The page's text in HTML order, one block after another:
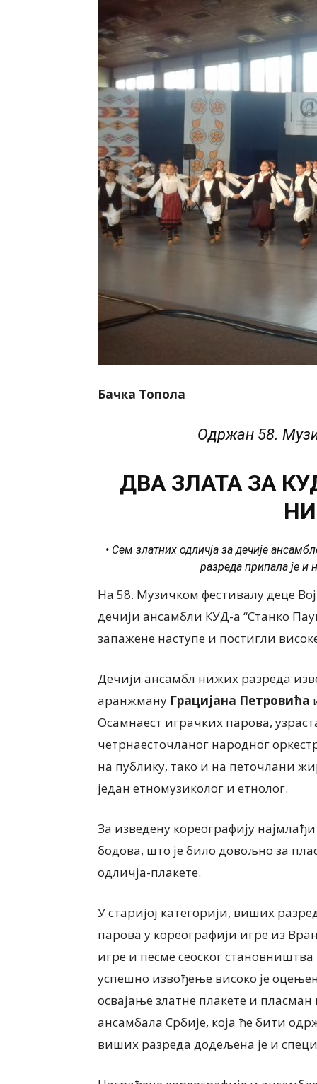
Бачка Топола
Одржан 58.
ДВА ЗЛАТА ЗА
• Сем златних одличја за дечије
разреда припала је и
На 58. Музичком фестивалу деце
дечији ансамбли КУД-а “Станко
запажене наступе и постигли
Дечији ансамбл нижих разреда
аранжману Грацијана Петровића
Осамнаест играчких парова,
четрнаесточланог народног
на публику, тако и на петочлани
један етномузиколог и етнолог.
За изведену кореографију
бодова, што је било довољно за
одличја-плакете.
У старијој категорији, виших
парова у кореографији игре из
игре и песме сеоског
успешно извођење високо је
освајање златне плакете и
ансамбала Србије, која ће бити
виших разреда додељена је и